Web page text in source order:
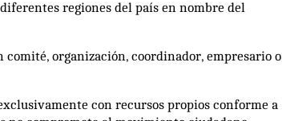
regiones del país en nombre del
organización, coordinador, empresario o
con recursos propios conforme a